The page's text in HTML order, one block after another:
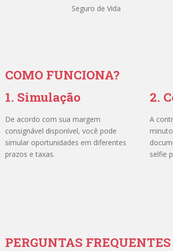
Seguro de Vida
COMO FUNCIONA?
1. Simulação
De acordo com sua margem
consignável disponível, você pode
simular oportunidades em diferentes
prazos e taxas.
2.
A
selfie
PERGUNTAS FREQUENTES